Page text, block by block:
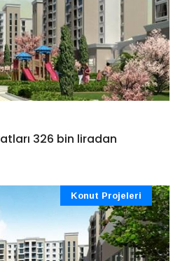
326 bin liradan
Konut Projeleri